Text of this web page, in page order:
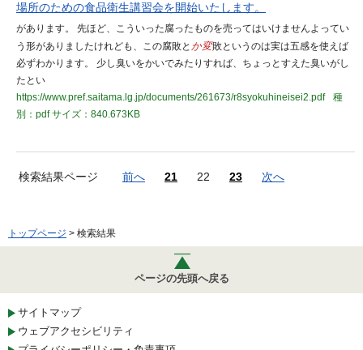
場所のための食品衛生講習会を開始いたします。
があります。 先ほど、こういった腐ったものを売ってはいけませんよってい
う形がありましたけれども、この腐敗と か変敗というのは実は五感を使えば
必ずわかります。 少し臭いをかいでみたりすれば、ちょっとすえた臭いがし
たとい
https://www.pref.saitama.lg.jp/documents/261673/r8syokuhineisei2.pdf
種
別：pdfサイズ：840.673KB
検索結果ページ 前へ 21 22 23 次へ
トップページ > 検索結果
ページの先頭へ戻る
サイトマップ
ウェブアクセシビリティ